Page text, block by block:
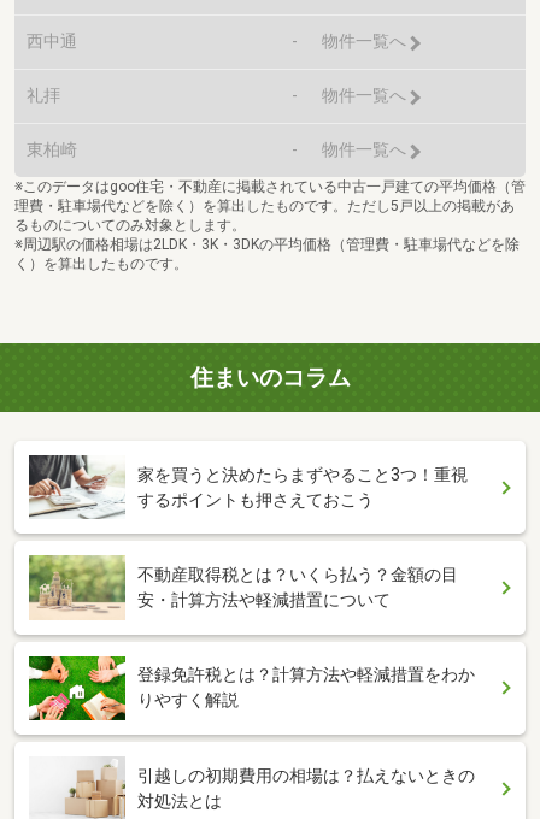
西中通 - 物件一覧へ
礼拝 - 物件一覧へ
東柏崎 - 物件一覧へ
※このデータはgoo住宅・不動産に掲載されている中古一戸建ての平均価格（管
理費・駐車場代などを除く）を算出したものです。ただし5戸以上の掲載があ
るものについてのみ対象とします。
※周辺駅の価格相場は2LDK・3K・3DKの平均価格（管理費・駐車場代などを除
く）を算出したものです。
住まいのコラム
家を買うと決めたらまずやること3つ！重視
するポイントも押さえておこう
不動産取得税とは？いくら払う？金額の目
安・計算方法や軽減措置について
登録免許税とは？計算方法や軽減措置をわか
りやすく解説
引越しの初期費用の相場は？払えないときの
対処法とは